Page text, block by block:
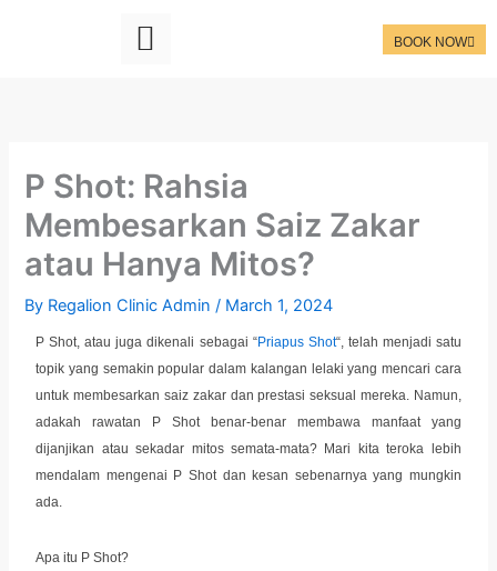
BOOK NOW
P Shot: Rahsia
Membesarkan Saiz Zakar
atau Hanya Mitos?
By Regalion Clinic Admin/ March 1, 2024
P Shot, atau juga dikenali sebagai “Priapus Shot“, telah menjadi satu
topik yang semakin popular dalam kalangan lelaki yang mencari cara
untuk membesarkan saiz zakar dan prestasi seksual mereka. Namun,
adakah rawatan P Shot benar-benar membawa manfaat yang
dijanjikan atau sekadar mitos semata-mata? Mari kita teroka lebih
mendalam mengenai P Shot dan kesan sebenarnya yang mungkin
ada.
Apa itu P Shot?